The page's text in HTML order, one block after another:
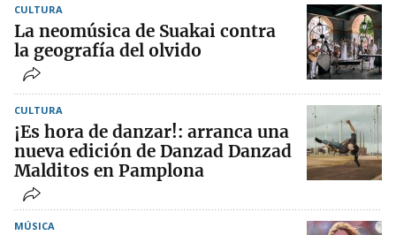
CULTURA
La neomúsica de Suakai contra
la geografía del olvido
CULTURA
¡Es hora de danzar!: arranca una
nueva edición de Danzad Danzad
Malditos en Pamplona
MÚSICA